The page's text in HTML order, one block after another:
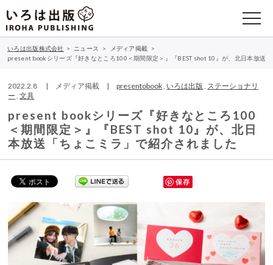
いろは出版株式会社 > ニュース > メディア掲載 >
present bookシリーズ『好きなところ100＜期間限定＞』『BEST shot 10』が、北日本放送
2022.2.8 | メディア掲載 |presentobook, いろは出版 , ステーショナリ
ー ,文具
present bookシリーズ『好きなところ100
＜期間限定＞』『BEST shot 10』が、北日
本放送「ちょこミラ」で紹介されました
保存